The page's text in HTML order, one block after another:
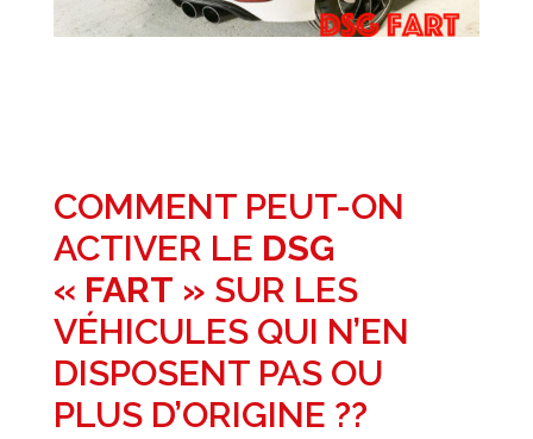
COMMENT PEUT-ON
ACTIVER LE DSG
« FART » SUR LES
VÉHICULES QUI N’EN
DISPOSENT PAS OU
PLUS D’ORIGINE ??